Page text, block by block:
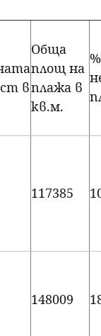
в
Обща
площ на
плажа в
кв.м.
117385
148009